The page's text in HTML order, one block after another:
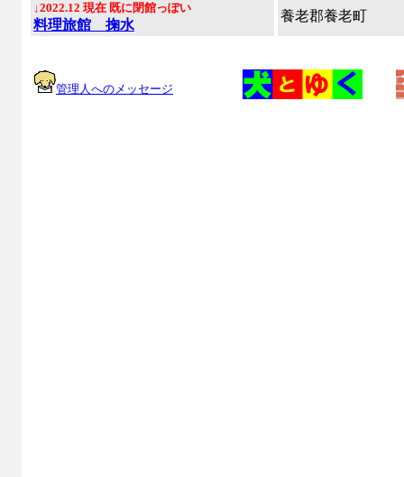
↓2022.12 現在 既に閉館っぽい
料理旅館 掬水
養老郡養老町
管理人へのメッセージ